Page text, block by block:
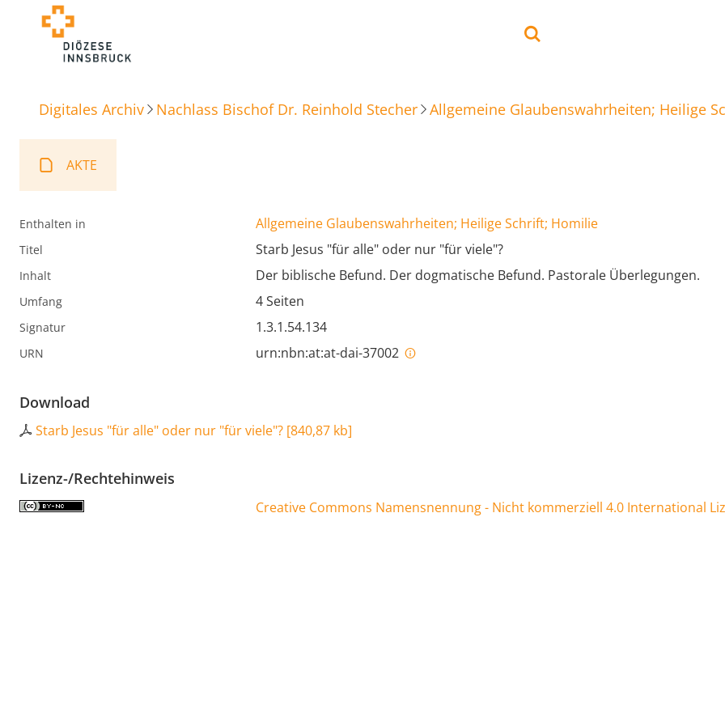
Digitales Archiv Nachlass Bischof Dr. Reinhold Stecher Allgemeine Glaubenswahrheiten; Heilige
AKTE
Enthalten in Allgemeine Glaubenswahrheiten; Heilige Schrift; Homilie
Titel Starb Jesus "für alle" oder nur "für viele"?
Inhalt Der biblische Befund. Der dogmatische Befund. Pastorale Überlegungen.
Umfang 4 Seiten
Signatur 1.3.1.54.134
URN urn:nbn:at:at-dai-37002
Download
Starb Jesus "für alle" oder nur "für viele"? [840,87 kb]
Lizenz-/Rechtehinweis
Creative Commons Namensnennung - Nicht kommerziell 4.0 International